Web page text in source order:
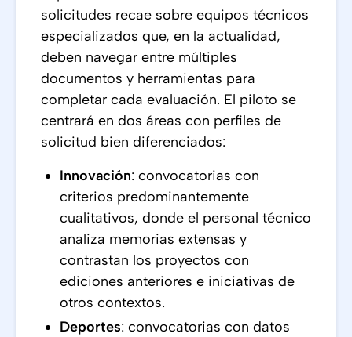
solicitudes recae sobre equipos técnicos
especializados que, en la actualidad,
deben navegar entre múltiples
documentos y herramientas para
completar cada evaluación. El piloto se
centrará en dos áreas con perfiles de
solicitud bien diferenciados:
Innovación: convocatorias con
criterios predominantemente
cualitativos, donde el personal técnico
analiza memorias extensas y
contrastan los proyectos con
ediciones anteriores e iniciativas de
otros contextos.
Deportes: convocatorias con datos